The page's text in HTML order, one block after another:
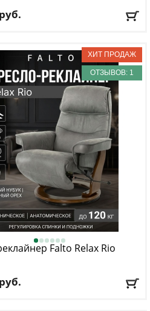
руб.
качания: синхронный
по высоте
: есть
обивки: сетка
: да
БЕСПЛАТНО , 1-2 дня
ОТЗЫВОВ: 1
Falto Relax Rio
руб.